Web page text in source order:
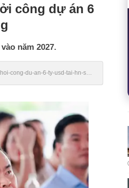
công dự án 6
năm 2027.
cong-du-an-6-ty-usd-tai-hn-su-